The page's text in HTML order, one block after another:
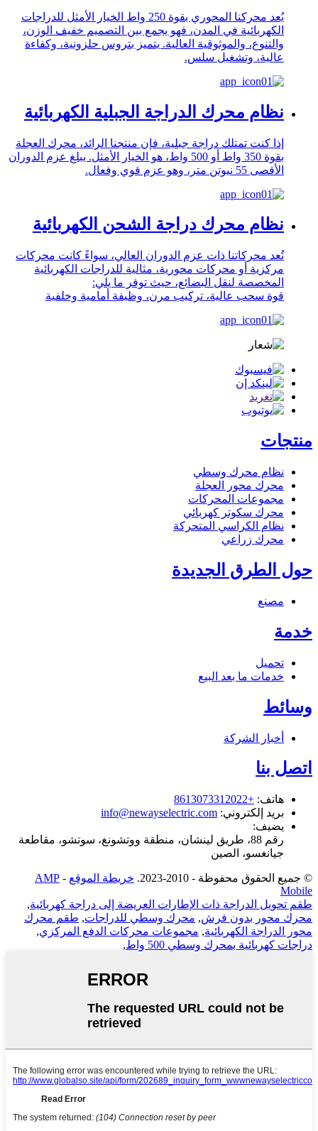
يُعد محركنا المحوري بقوة 250 واط الخيار الأمثل للدراجات
الكهربائية في المدن، فهو يجمع بين التصميم خفيف الوزن،
والتنوع، والموثوقية العالية. يتميز بتروس حلزونية، وكفاءة
عالية، وتشغيل سلس.
نظام محرك الدراجة الجبلية الكهربائية
إذا كنت تمتلك دراجة جبلية، فإن منتجنا الرائد، محرك العجلة
بقوة 350 واط أو 500 واط، هو الخيار الأمثل. يبلغ عزم الدوران
الأقصى 55 نيوتن متر، وهو عزم قوي وفعال.
نظام محرك دراجة الشحن الكهربائية
تُعد محركاتنا ذات عزم الدوران العالي، سواءً كانت محركات
مركزية أو محركات محورية، مثالية للدراجات الكهربائية
المخصصة لنقل البضائع، حيث توفر ما يلي:
قوة سحب عالية، تركيب مرن، وظيفة أمامية وخلفية
منتجات
نظام محرك وسطي
محرك محور العجلة
مجموعات المحركات
محرك سكوتر كهربائي
نظام الكراسي المتحركة
محرك زراعي
حول الطرق الجديدة
مصنع
خدمة
تحميل
خدمات ما بعد البيع
وسائط
أخبار الشركة
اتصل بنا
هاتف:
+8613073312022
بريد إلكتروني:
info@newayselectric.com
يضيف:
رقم 88، ​​طريق لينشان، منطقة ووتشونغ، سوتشو، مقاطعة
جيانغسو، الصين
© جميع الحقوق محفوظة - 2010-2023. خريطة الموقع -
AMP
Mobile
طقم تحويل الدراجة ذات الإطارات العريضة إلى دراجة كهربائية,
محرك محور بدون فرش, محرك وسطي للدراجات, طقم محرك
محور الدراجة الكهربائية, مجموعات محركات الدفع المركزي,
دراجات كهربائية بمحرك وسطي 500 واط
,